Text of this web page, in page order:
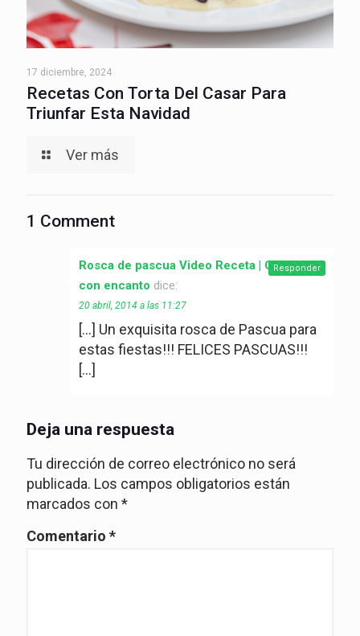
17 diciembre, 2024
Recetas Con Torta Del Casar Para
Triunfar Esta Navidad
Ver más
1 Comment
Rosca de pascua Video Receta | Cocina
con encanto dice:
20 abril, 2014 a las 11:27
[…] Un exquisita rosca de Pascua para
estas fiestas!!! FELICES PASCUAS!!!
[…]
Responder
Deja una respuesta
Tu dirección de correo electrónico no será
publicada. Los campos obligatorios están
marcados con *
Comentario *